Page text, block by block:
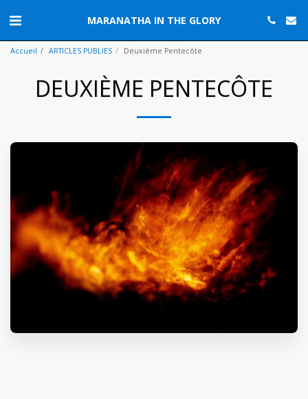
MARANATHA IN THE GLORY
Accueil ARTICLES PUBLIES Deuxième Pentecôte
DEUXIÈME PENTECÔTE